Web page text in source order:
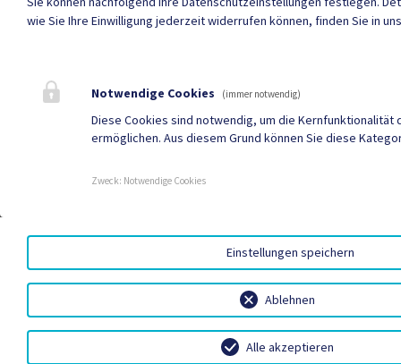
wie Sie Ihre Einwilligung jederzeit widerrufen können, finden Sie in
Notwendige Cookies (immer notwendig)
Diese Cookies sind notwendig, um die Kernfunktionalität
ermöglichen. Aus diesem Grund können Sie diese
Zweck: Notwendige Cookies
Ablehnen
Einstellungen speichern
Alle akzeptieren